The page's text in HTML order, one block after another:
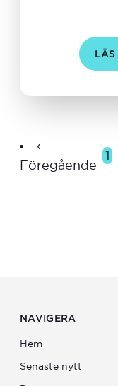
LÄS
‹
Föregående
1
NAVIGERA
Hem
Senaste nytt